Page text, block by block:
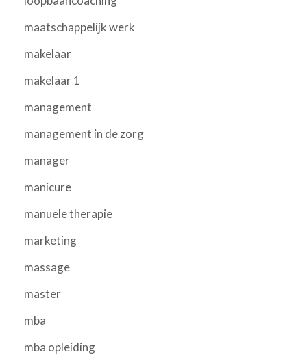
maatschappelijk werk
makelaar
makelaar 1
management
management in de zorg
manager
manicure
manuele therapie
marketing
massage
master
mba
mba opleiding